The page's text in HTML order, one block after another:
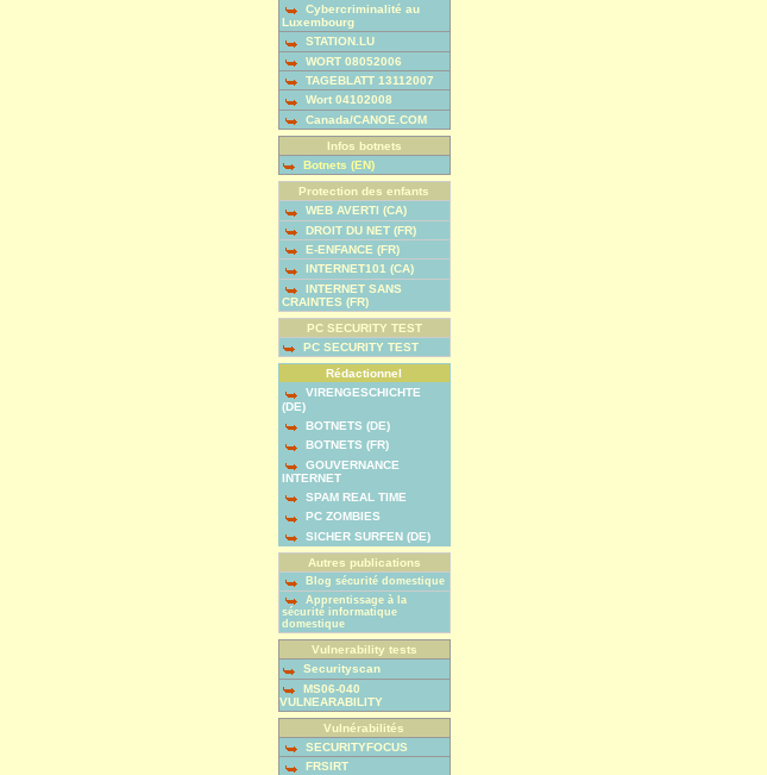
Cybercriminalité au
Luxembourg
STATION.LU
WORT 08052006
TAGEBLATT 13112007
Wort 04102008
Canada/CANOE.COM
Infos botnets
Botnets (EN)
Protection des enfants
WEB AVERTI (CA)
DROIT DU NET (FR)
E-ENFANCE (FR)
INTERNET101 (CA)
INTERNET SANS
CRAINTES (FR)
PC SECURITY TEST
PC SECURITY TEST
Rédactionnel
VIRENGESCHICHTE
(DE)
BOTNETS (DE)
BOTNETS (FR)
GOUVERNANCE
INTERNET
SPAM REAL TIME
PC ZOMBIES
SICHER SURFEN (DE)
Autres publications
Blog sécurité domestique
Apprentissage à la
sécurité informatique
domestique
Vulnerability tests
Securityscan
MS06-040
VULNEARABILITY
Vulnérabilités
SECURITYFOCUS
FRSIRT